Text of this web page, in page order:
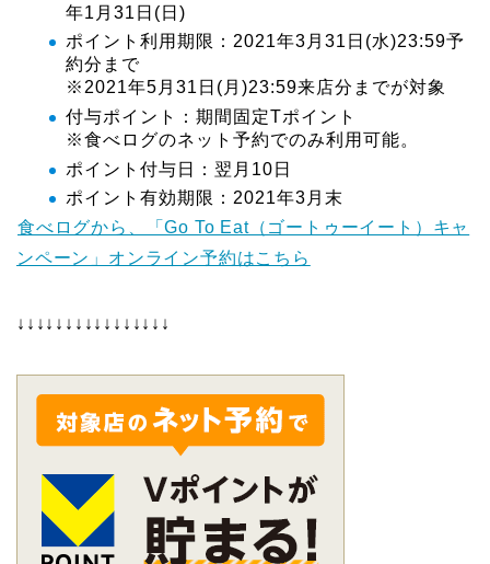
年1月31日(日)
ポイント利用期限：2021年3月31日(水)23:59予
約分まで
※2021年5月31日(月)23:59来店分までが対象
付与ポイント：期間固定Tポイント
※食べログのネット予約でのみ利用可能。
ポイント付与日：翌月10日
ポイント有効期限：2021年3月末
食べログから、「Go To Eat（ゴートゥーイート）キャ
ンペーン」オンライン予約はこちら
↓↓↓↓↓↓↓↓↓↓↓↓↓↓↓↓